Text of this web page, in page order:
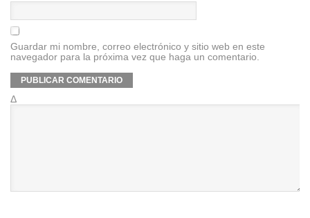
Guardar mi nombre, correo electrónico y sitio web en este
navegador para la próxima vez que haga un comentario.
Δ